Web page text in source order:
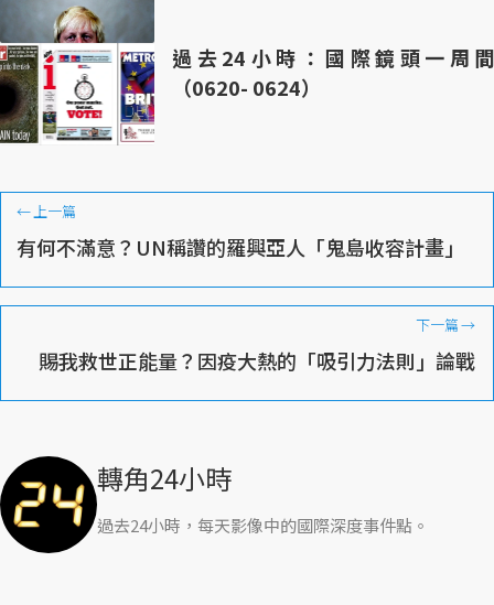
過去24小時：國際鏡頭一周間
（0620- 0624）
←上一篇
有何不滿意？UN稱讚的羅興亞人「鬼島收容計畫」
下一篇→
賜我救世正能量？因疫大熱的「吸引力法則」論戰
轉角24小時
過去24小時，每天影像中的國際深度事件點。